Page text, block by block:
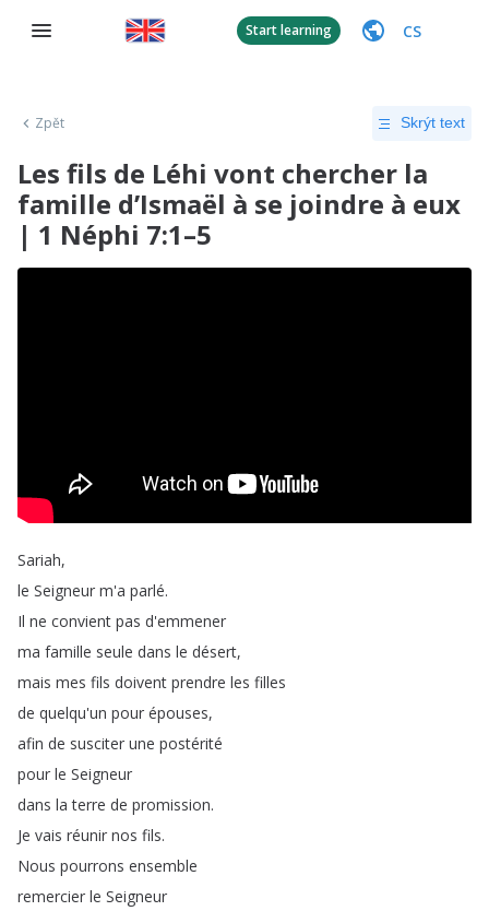
Start learning CS
Zpět Skrýt text
Les fils de Léhi vont chercher la
famille d’Ismaël à se joindre à eux
| 1 Néphi 7:1–5
Sariah,
le Seigneur m'a parlé.
Il ne convient pas d'emmener
ma famille seule dans le désert,
mais mes fils doivent prendre les filles
de quelqu'un pour épouses,
afin de susciter une postérité
pour le Seigneur
dans la terre de promission.
Je vais réunir nos fils.
Nous pourrons ensemble
remercier le Seigneur